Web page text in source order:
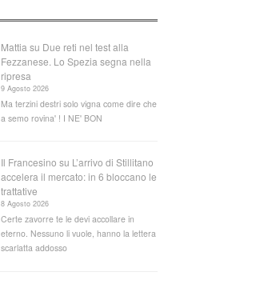
Mattia su Due reti nel test alla
Fezzanese. Lo Spezia segna nella
ripresa
9 Agosto 2026
Ma terzini destri solo vigna come dire che
a semo rovina' ! I NE' BON
Il Francesino su L’arrivo di Stillitano
accelera il mercato: in 6 bloccano le
trattative
8 Agosto 2026
Certe zavorre te le devi accollare in
eterno. Nessuno li vuole, hanno la lettera
scarlatta addosso